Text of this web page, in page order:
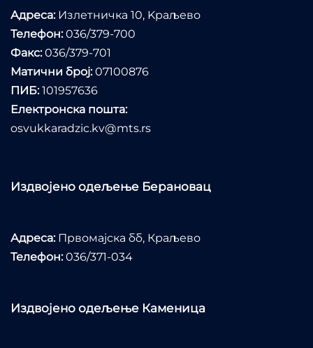
Адреса:Излетничка 10, Kраљево
Телефон:036/379-700
Факс:036/379-701
Матични број:07100876
ПИБ:101957636
Електронска пошта:
osvukkaradzic.kv@mts.rs
Издвојено одељење Берановац
Адреса:Првомајска бб, Краљево
Телефон:036/371-034
Издвојено одељење Каменица